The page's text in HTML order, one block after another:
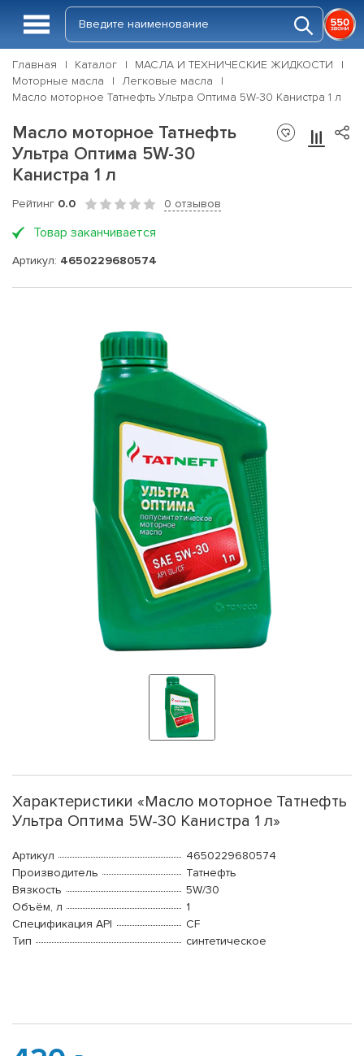
Главная Каталог
МАСЛА И ТЕХНИЧЕСКИЕ ЖИДКОСТИ
Моторные масла
Легковые масла
Масло моторное Татнефть Ультра Оптима 5W-30 Канистра 1 л
Масло моторное Татнефть
Ультра Оптима 5W-30
Канистра 1 л
Рейтинг 0.0 0 отзывов
Товар заканчивается
Артикул: 4650229680574
Характеристики «Масло моторное Татнефть
Ультра Оптима 5W-30 Канистра 1 л»
Артикул
4650229680574
Производитель
Татнефть
Вязкость
5W/30
Объём, л
1
Спецификация API
CF
Тип
синтетическое